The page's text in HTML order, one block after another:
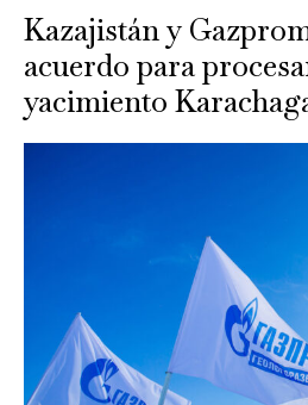
Kazajistán y
acuerdo para
yacimiento